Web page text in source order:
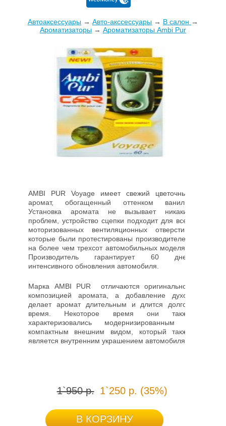
Автоаксессуары→ Авто-акссессуары→ В салон →
Ароматизаторы→ Ароматизаторы Ambi Pur
AMBI PUR Voyage имеет свежий цветочный
аромат, обогащенный оттенком ванили.
Установка аромата не вызывает никаких
проблем, устройство сцепки подходит для всех
моторизованных вентиляционных отверстий,
которые были протестированы производителем
на более чем трехсот автомобильных моделях.
Производитель гарантирует 60 дней
интенсивного обновления автомобиля.
Марка AMBI PUR
отличаются оригинальной
композицией аромата, а добавление духов
делает аромат длительным и длится долгое
время. Некоторое время они также
характеризовались модернизированным и
компактным внешним видом, который также
является внутренним украшением автомобиля.
1`950 р. 1`250 р. (35%)
В КОРЗИНУ